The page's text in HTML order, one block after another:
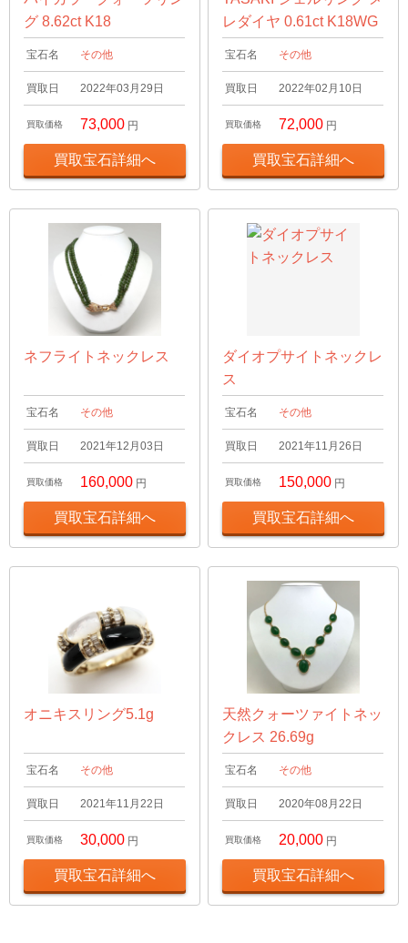
グ 8.62ct K18
宝石名 その他
買取日 2022年03月29日
買取価格 73,000 円
買取宝石詳細へ
レダイヤ 0.61ct K18WG
宝石名 その他
買取日 2022年02月10日
買取価格 72,000 円
買取宝石詳細へ
ネフライトネックレス
宝石名 その他
買取日 2021年12月03日
買取価格 160,000 円
買取宝石詳細へ
ダイオプサイトネックレ
ス
宝石名 その他
買取日 2021年11月26日
買取価格 150,000 円
買取宝石詳細へ
オニキスリング5.1g
宝石名 その他
買取日 2021年11月22日
買取価格 30,000 円
買取宝石詳細へ
天然クォーツァイトネッ
クレス 26.69g
宝石名 その他
買取日 2020年08月22日
買取価格 20,000 円
買取宝石詳細へ